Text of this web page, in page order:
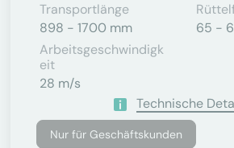
Transportlänge
898 - 1700 mm
65 -
Arbeitsgeschwindigk
Eit
28 m/s
Technische
Nur für Geschäftskunden